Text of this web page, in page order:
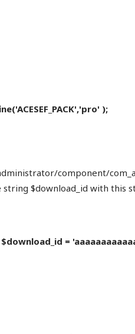
);
component/
$download_id with this
=